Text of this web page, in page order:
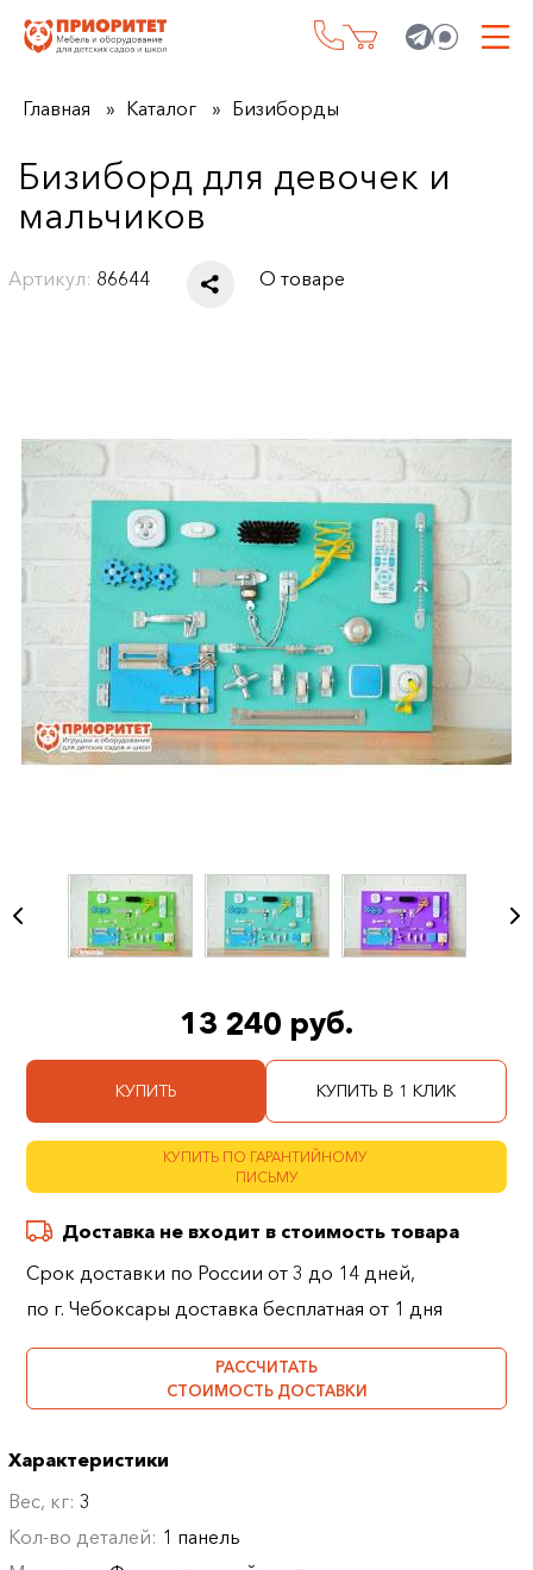
Главная Каталог Бизиборды
Бизиборд для девочек и
мальчиков
Артикул: 86644 О товаре
13 240 руб.
КУПИТЬ КУПИТЬ В 1 КЛИК
КУПИТЬ ПО ГАРАНТИЙНОМУ
ПИСЬМУ
Доставка не входит в стоимость товара
Срок доставки по России от 3 до 14 дней,
по г. Чебоксары доставка бесплатная от 1 дня
РАССЧИТАТЬ
СТОИМОСТЬ ДОСТАВКИ
Характеристики
Вес, кг:3
Кол-во деталей: 1 панель